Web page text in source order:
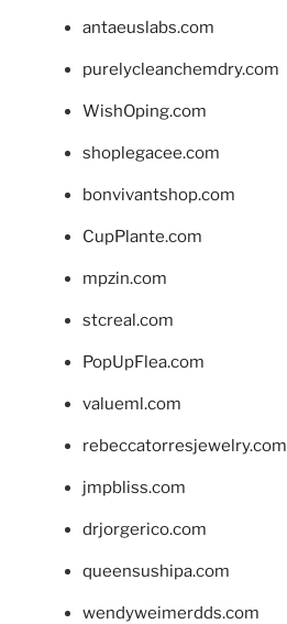
antaeuslabs.com
purelycleanchemdry.com
WishOping.com
shoplegacee.com
bonvivantshop.com
CupPlante.com
mpzin.com
stcreal.com
PopUpFlea.com
valueml.com
rebeccatorresjewelry.com
jmpbliss.com
drjorgerico.com
queensushipa.com
wendyweimerdds.com